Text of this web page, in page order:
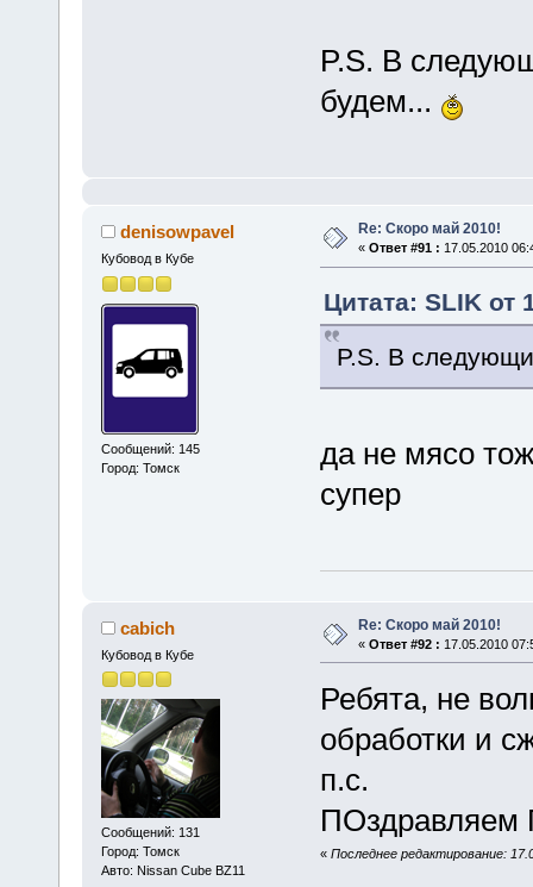
P.S. В
будем...
denisowpavel
Кубовод в Кубе
Сообщений: 145
Город: Томск
Re: Скоро май 2010!
« Ответ #91 : 17.05.2010
Цитата: SLIK от
P.S. В
да не мясо
супер
cabich
Кубовод в Кубе
Сообщений: 131
Город: Томск
Авто: Nissan Cube BZ11
Re: Скоро май 2010!
« Ответ #92 : 17.05.2010
Ребята, не
обработки и
п.с.
« Последнее редактирование: